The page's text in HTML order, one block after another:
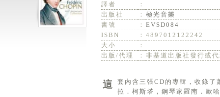
譯者
：
出版社
： 極光音樂
書號
： EVSD084
ISBN
： 4897012122242
大小
：
出版/代理
： 非基道出版社發行或
這套內含三張CD的專輯，收錄了蕭邦最精彩的作品，並由著名的指揮家吉爾伯特．瓦爾格，獨奏家賽基埃
拉．柯斯塔，鋼琴家羅南．歐